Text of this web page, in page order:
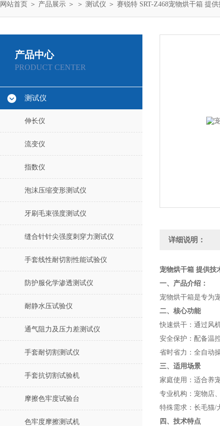
网站首页 ＞ 产品展示 ＞ ＞ 测试仪 ＞ 赛锐特 SRT-Z468宠物烘干箱 提
产品中心
PRODUCT CENTER
测试仪
伸长仪
流变仪
指数仪
泡沫压缩变形测试仪
牙刷毛束强度测试仪
缝合针针尖强度刺穿力测试仪
手套线性耐切割性能试验仪
防护服化学渗透测试仪
耐静水压试验仪
通气阻力及压力差测试仪
手套耐切割测试仪
手套抗切割试验机
摩擦色牢度试验台
色牢度摩擦测试机
详细说明：
宠物烘干箱 提供技
一、产品介绍：
宠物烘干箱是专为
二、核心功能
快速烘干‌：通过风
安全保护‌：配备温
省时省力‌：全自动
三、适用场景
家庭使用‌：适合养
专业机构‌：宠物店
特殊需求‌：长毛猫/
四、技术特点